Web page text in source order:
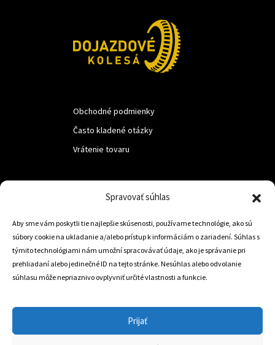
Spravovať súhlas
Aby sme vám poskytli tie najlepšie skúsenosti, používame technológie, ako sú
súbory cookie na ukladanie a/alebo prístup k informáciám o zariadení. Súhlas s
týmito technológiami nám umožní spracovávať údaje, ako je správanie pri
prehliadaní alebo jedinečné ID na tejto stránke. Nesúhlas alebo odvolanie
súhlasu môže nepriaznivo ovplyvniť určité vlastnosti a funkcie.
Prijať
Obchodné podmienky
Často kladené otázky
Vrátenie tovaru
Trstená 02801
+421 905 806 234